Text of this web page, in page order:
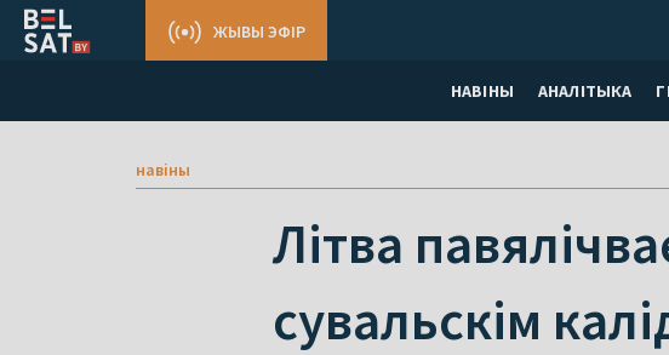
НАВІНЫ АНАЛІТЫКА
ЖЫВЫ ЭФІР
навіны
Літва
сувальскім